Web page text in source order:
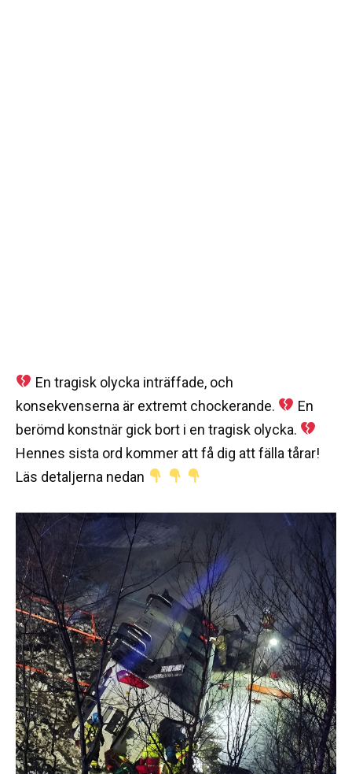
En tragisk olycka inträffade, och
konsekvenserna är extremt chockerande.
En
berömd konstnär gick bort i en tragisk olycka.
Hennes sista ord kommer att få dig att fälla tårar!
Läs detaljerna nedan